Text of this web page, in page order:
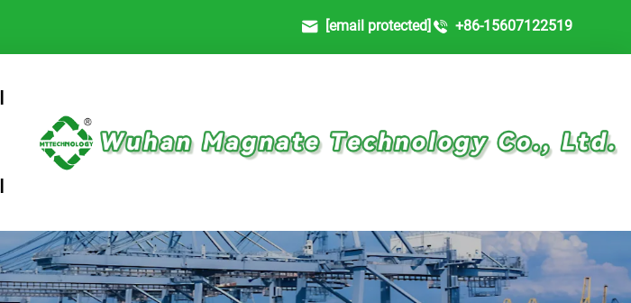
+86-15607122519
[email protected]